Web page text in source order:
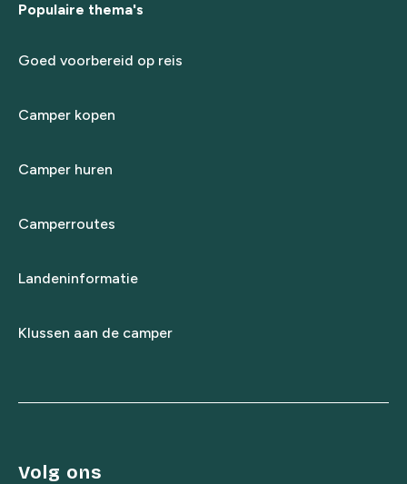
Populaire thema's
Goed voorbereid op reis
Camper kopen
Camper huren
Camperroutes
Landeninformatie
Klussen aan de camper
Volg ons